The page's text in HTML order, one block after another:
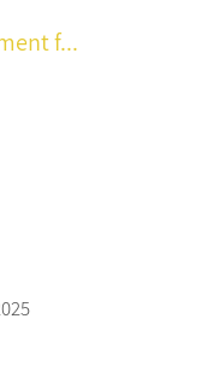
f...